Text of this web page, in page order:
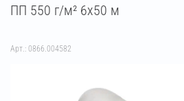
ПП 550 г/м² 6х50 м
Арт.: 0866.004582